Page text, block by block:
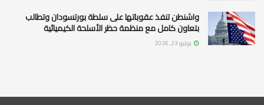
واشنطن تنفذ عقوباتها على سلطة بورتسودان وتطالب
بتعاون كامل مع منظمة حظر الأسلحة الكيميائية
يوليو 23, 2026